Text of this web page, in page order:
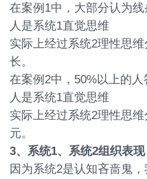
在案例1中，大部分认为
人是系统1直觉思维
实际上经过系统2理性思
长。
在案例2中，50%以上的
人是系统1直觉思维
实际上经过系统2理性思
元。
3、系统1、系统2组织表现
因为系统2是认知吝啬鬼